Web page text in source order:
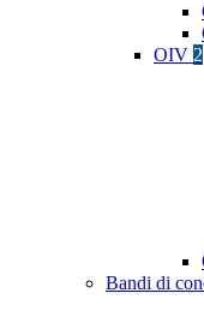
OIV 2
Bandi di